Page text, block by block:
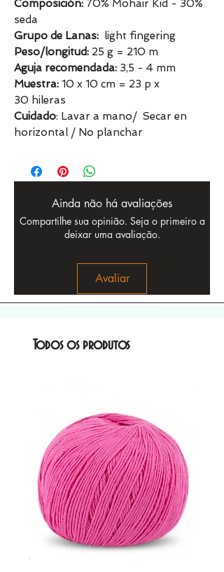
Composición: 70% Mohair Kid - 30%
seda
Grupo de Lanas: light fingering
Peso/longitud: 25 g = 210 m
Aguja recomendada: 3,5 - 4 mm
Muestra: 10 x 10 cm = 23 p x
30 hileras
Cuidado: Lavar a mano/ Secar en
horizontal / No planchar
Ainda não há avaliações
Compartilhe sua opinião. Seja o primeiro a
deixar uma avaliação.
Avaliar
Todos os produtos